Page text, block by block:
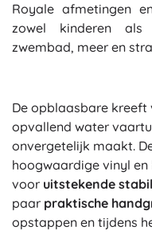
Royale afmetingen
zowel kinderen
zwembad, meer en
De opblaasbare kreeft
opvallend water
onvergetelijk maakt.
hoogwaardige vinyl
voor uitstekende
paar praktische
opstappen en tijdens